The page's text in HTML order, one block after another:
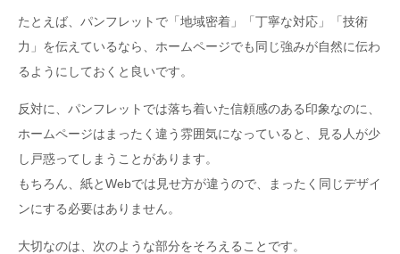
たとえば、パンフレットで「地域密着」「丁寧な対応」「技術
力」を伝えているなら、ホームページでも同じ強みが自然に伝わ
るようにしておくと良いです。
反対に、パンフレットでは落ち着いた信頼感のある印象なのに、
ホームページはまったく違う雰囲気になっていると、見る人が少
し戸惑ってしまうことがあります。
もちろん、紙とWebでは見せ方が違うので、まったく同じデザイ
ンにする必要はありません。
大切なのは、次のような部分をそろえることです。